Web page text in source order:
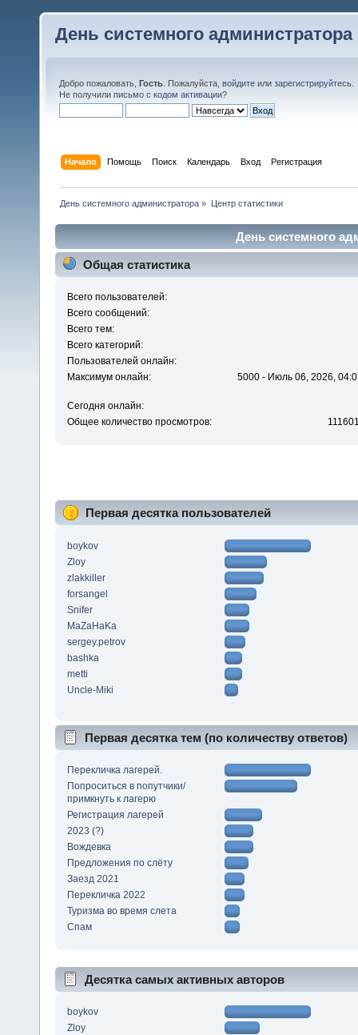
День системного администратора
Добро пожаловать, Гость . Пожалуйста, войдите или зарегистрируйтесь
Не получили письмо с кодом активации?
Начало Помощь Поиск Календарь Вход Регистрация
День системного администратора » Центр статистики
День системного
Общая статистика
Всего пользователей:
Всего сообщений:
Всего тем:
Всего категорий:
Пользователей онлайн:
Максимум онлайн:
5000 - Июль 06, 2026,
Сегодня онлайн:
Общее количество просмотров:
Первая десятка пользователей
boykov
Zloy
zlakkiller
forsangel
Snifer
MaZaHaKa
sergey.petrov
bashka
metti
Uncle-Miki
Первая десятка тем (по количеству ответов)
Перекличка лагерей.
Попроситься в попутчики/
примкнуть к лагерю
Регистрация лагерей
2023 (?)
Вождевка
Предложения по слёту
Заезд 2021
Перекличка 2022
Туризма во время слета
Спам
Десятка самых активных авторов
boykov
Zloy